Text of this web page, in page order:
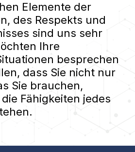
Elemente der
des Respekts und
sind uns sehr
Ihre
besprechen
dass Sie nicht nur
Sie brauchen,
Fähigkeiten jedes